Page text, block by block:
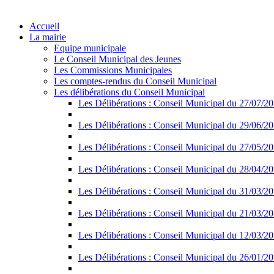
Accueil
La mairie
Equipe municipale
Le Conseil Municipal des Jeunes
Les Commissions Municipales
Les comptes-rendus du Conseil Municipal
Les délibérations du Conseil Municipal
Les Délibérations : Conseil Municipal du 27/07/
Les Délibérations : Conseil Municipal du 29/06/
Les Délibérations : Conseil Municipal du 27/05/
Les Délibérations : Conseil Municipal du 28/04/
Les Délibérations : Conseil Municipal du 31/03/
Les Délibérations : Conseil Municipal du 21/03/
Les Délibérations : Conseil Municipal du 12/03/
Les Délibérations : Conseil Municipal du 26/01/